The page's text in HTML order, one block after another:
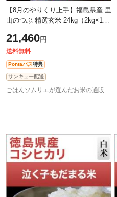
【8月のやりくり上手】福島県産 里
山のつぶ 精選玄米 24kg（2kg×12
【米袋は窒素充填包装】お米 令和7
年産
21,460円
送料無料
Pontaパス特典
サンキュー配送
ごはんソムリエが選んだお米の通販 お米のくりや